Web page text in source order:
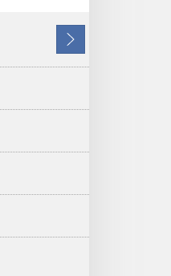
下
一